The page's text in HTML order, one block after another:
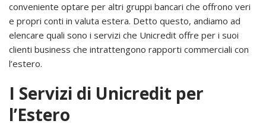
conveniente optare per altri gruppi bancari che offrono veri
e propri conti in valuta estera. Detto questo, andiamo ad
elencare quali sono i servizi che Unicredit offre per i suoi
clienti business che intrattengono rapporti commerciali con
l’estero.
I Servizi di Unicredit per
l’Estero